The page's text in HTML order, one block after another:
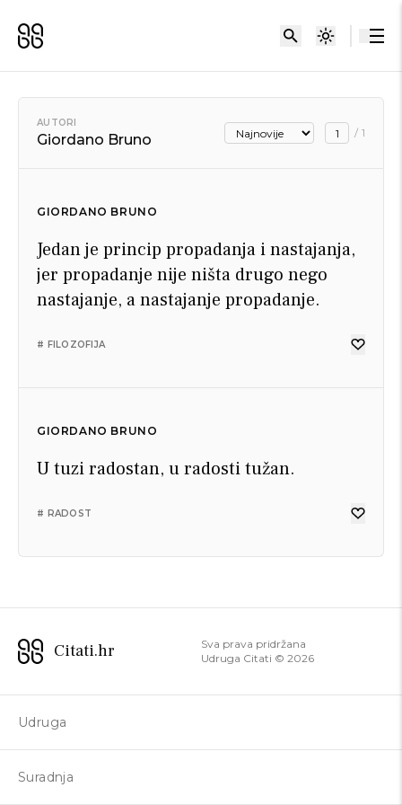
AUTORI
Giordano Bruno / 1
GIORDANO BRUNO
Jedan je princip propadanja i nastajanja,
jer propadanje nije ništa drugo nego
nastajanje, a nastajanje propadanje.
# FILOZOFIJA
GIORDANO BRUNO
U tuzi radostan, u radosti tužan.
# RADOST
Citati.hr
Sva prava pridržana
Udruga Citati © 2026
Udruga
Suradnja